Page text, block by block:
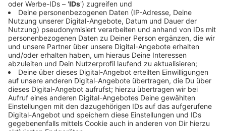
Betreuung nur Personen eingesetzt werden, die in der
Personalverordnung aufgeführt sind. Die Diakonie
wünscht sich jetzt aber, dass in personellen
Notsituationen auch Aushilfskräfte oder Eltern die
Fachkräfte in der Kita unterstützen dürfen. Die
Diakonie schlägt vor, diese Ausnahmen beispielsweise
auf einige Wochen im Jahr pro Kita zu begrenzen und
auch jeweils vom Jugendamt genehmigen zu lassen.
Ziel sei es, dass die Kita-Betreuung für Eltern wieder
verlässlicher werde. Langfristig müssten sich dafür
grundlegende Strukturen ändern, heißt es von der